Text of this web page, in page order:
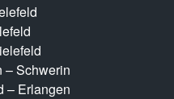
– Schwerin
– Erlangen